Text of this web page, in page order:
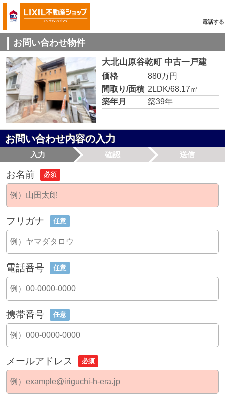
電話する
お問い合わせ物件
大北山原谷乾町 中古一戸建
価格
880万円
間取り/面積 2LDK/68.17㎡
築年月
築39年
お問い合わせ内容の入力
入力 確認 送信
お名前 必須
フリガナ 任意
電話番号 任意
携帯番号 任意
メールアドレス 必須